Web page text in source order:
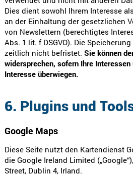
Dies dient sowohl Ihrem Interesse
an der Einhaltung der gesetzlichen
von Newslettern (berechtigtes
Abs. 1 lit. f DSGVO). Die
zeitlich nicht befristet. Sie können
widersprechen, sofern Ihre
Interesse überwiegen.
6. Plugins und
Google Maps
Diese Seite nutzt den Kartendienst
die Google Ireland Limited
Street, Dublin 4, Irland.